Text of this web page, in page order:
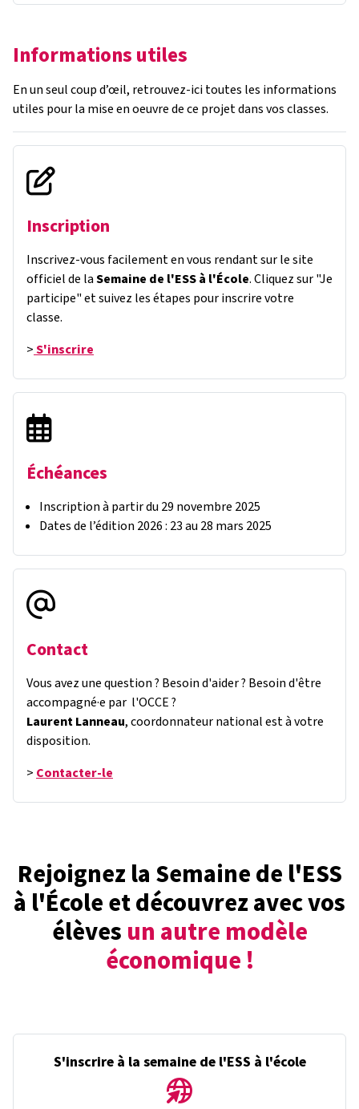
Informations utiles
En un seul coup d’œil, retrouvez-ici toutes les informations
utiles pour la mise en oeuvre de ce projet dans vos classes.
Inscription
Inscrivez-vous facilement en vous rendant sur le site
officiel de laSemaine de l'ESS à l'École. Cliquez sur "Je
participe" et suivez les étapes pour inscrire votre
classe.
>S'inscrire
Échéances
Inscription à partir du 29 novembre 2025
Dates de l’édition 2026 : 23 au 28 mars 2025
Contact
Vous avez une question ? Besoin d'aider ? Besoin d'être
accompagné·e par l'OCCE ?
Laurent Lanneau, coordonnateur national est à votre
disposition.
> Contacter-le
Rejoignez la Semaine de l'ESS
à l'École et découvrez avec vos
élèves un autre modèle
économique !
S'inscrire à la semaine de l'ESS à l'école